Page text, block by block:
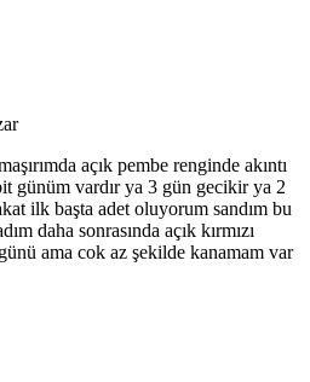
açık pembe renginde akıntı
günüm vardır ya 3 gün gecikir ya 2
ilk başta adet oluyorum sandım bu
daha sonrasında açık kırmızı
ama cok az şekilde kanamam var